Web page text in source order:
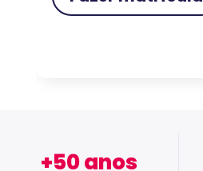
+50 anos